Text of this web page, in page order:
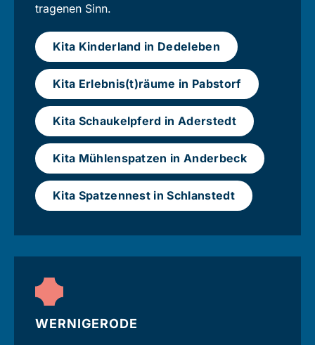
tragenen Sinn.
Kita Kinderland in Dedeleben
Kita Erlebnis(t)räume in Pabstorf
Kita Schaukelpferd in Aderstedt
Kita Mühlenspatzen in Anderbeck
Kita Spatzennest in Schlanstedt
WERNIGERODE